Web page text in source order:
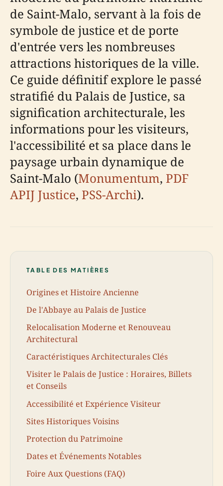
de Saint-Malo, servant à la fois de
symbole de justice et de porte
d'entrée vers les nombreuses
attractions historiques de la ville.
Ce guide définitif explore le passé
stratifié du Palais de Justice, sa
signification architecturale, les
informations pour les visiteurs,
l'accessibilité et sa place dans le
paysage urbain dynamique de
Saint-Malo (Monumentum, PDF
APIJ Justice, PSS-Archi).
TABLE DES MATIÈRES
Origines et Histoire Ancienne
De l'Abbaye au Palais de Justice
Relocalisation Moderne et Renouveau
Architectural
Caractéristiques Architecturales Clés
Visiter le Palais de Justice : Horaires, Billets
et Conseils
Accessibilité et Expérience Visiteur
Sites Historiques Voisins
Protection du Patrimoine
Dates et Événements Notables
Foire Aux Questions (FAQ)